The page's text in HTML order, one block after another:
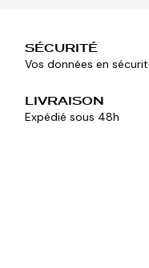
SÉCURITÉ
Vos données en
LIVRAISON
Expédié sous 48h